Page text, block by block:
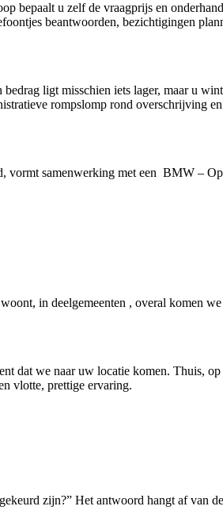
bepaalt u zelf de vraagprijs en
beantwoorden, bezichtigingen
ligt misschien iets lager, maar u
rompslomp rond overschrijving
vormt samenwerking met een BMW –
in deelgemeenten , overal komen
dat we naar uw locatie komen. Thuis,
vlotte, prettige ervaring.
zijn?” Het antwoord hangt af van